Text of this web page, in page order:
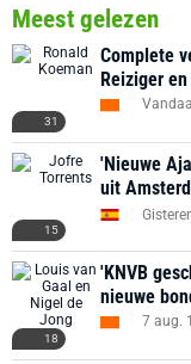
Meest gelezen
31
Complete
Reiziger
15
'Nieuwe
uit
18
'KNVB
nieuwe
7 aug.